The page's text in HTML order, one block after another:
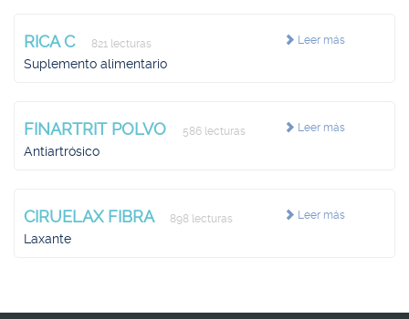
Leer más
RICA C 821 lecturas
Suplemento alimentario
Leer más
FINARTRIT POLVO 586 lecturas
Antiartrósico
Leer más
CIRUELAX FIBRA 898 lecturas
Laxante